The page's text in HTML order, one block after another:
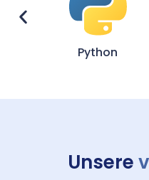
Python
Unsere